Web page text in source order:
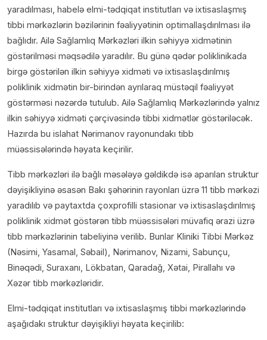
yaradılması, habelə elmi-tədqiqat institutları və ixtisaslaşmış
tibbi mərkəzlərin bəzilərinin fəaliyyətinin optimallaşdırılması ilə
bağlıdır. Ailə Sağlamlıq Mərkəzləri ilkin səhiyyə xidmətinin
göstərilməsi məqsədilə yaradılır. Bu günə qədər poliklinikada
birgə göstərilən ilkin səhiyyə xidməti və ixtisaslaşdırılmış
poliklinik xidmətin bir-birindən ayrılaraq müstəqil fəaliyyət
göstərməsi nəzərdə tutulub. Ailə Sağlamlıq Mərkəzlərində yalnız
ilkin səhiyyə xidməti çərçivəsində tibbi xidmətlər göstəriləcək.
Hazırda bu islahat Nərimanov rayonundakı tibb
müəssisələrində həyata keçirilir.
Tibb mərkəzləri ilə bağlı məsələyə gəldikdə isə aparılan struktur
dəyişikliyinə əsasən Bakı şəhərinin rayonları üzrə 11 tibb mərkəzi
yaradılıb və paytaxtda çoxprofilli stasionar və ixtisaslaşdırılmış
poliklinik xidmət göstərən tibb müəssisələri müvafiq ərazi üzrə
tibb mərkəzlərinin tabeliyinə verilib. Bunlar Kliniki Tibbi Mərkəz
(Nəsimi, Yasamal, Səbail), Nərimanov, Nizami, Sabunçu,
Binəqədi, Suraxanı, Lökbatan, Qaradağ, Xətai, Pirallahı və
Xəzər tibb mərkəzləridir.
Elmi-tədqiqat institutları və ixtisaslaşmış tibbi mərkəzlərində
aşağıdakı struktur dəyişikliyi həyata keçirilib: